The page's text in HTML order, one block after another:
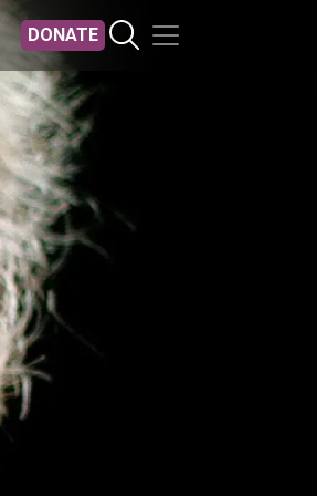
DONATE